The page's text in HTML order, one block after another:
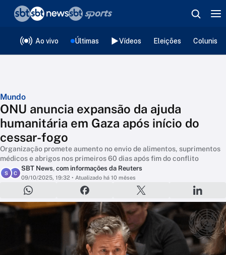
Ao vivo Últimas Vídeos Eleições
Mundo
ONU anuncia expansão da ajuda
humanitária em Gaza após início do
cessar-fogo
Organização promete aumento no envio de alimentos, suprimentos
médicos e abrigos nos primeiros 60 dias após fim do conflito
S C
SBT News, com informações da Reuters
09/10/2025, 19:32 • Atualizado há 10 mêses
❮voltar
Editorias